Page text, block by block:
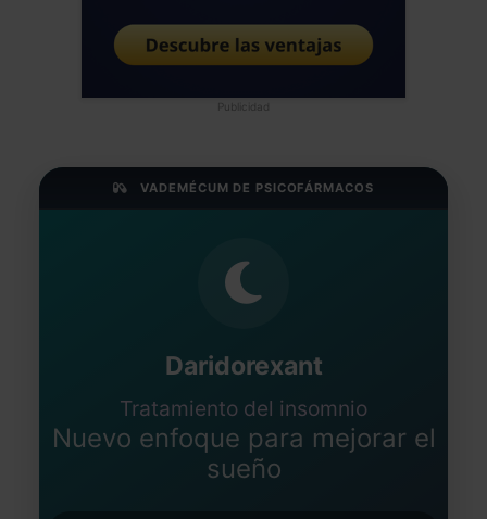
Publicidad
VADEMÉCUM DE PSICOFÁRMACOS
Daridorexant
Tratamiento del insomnio
Nuevo enfoque para mejorar el
sueño